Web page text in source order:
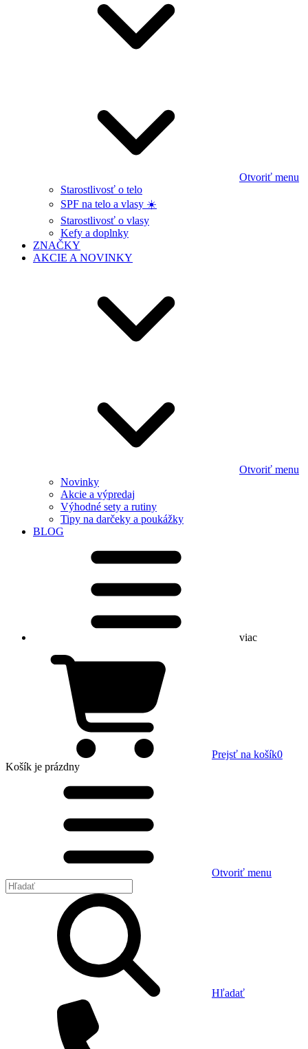
Otvoriť menu
Starostlivosť o telo
SPF na telo a vlasy ☀️
Starostlivosť o vlasy
Kefy a doplnky
ZNAČKY
AKCIE A NOVINKY
Otvoriť menu
Novinky
Akcie a výpredaj
Výhodné sety a rutiny
Tipy na darčeky a poukážky
BLOG
viac
Prejsť na košík0
Košík je prázdny
Otvoriť menu
Hľadať